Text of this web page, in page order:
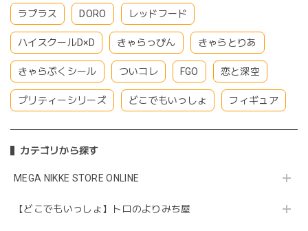
ラプラス DORO レッドフード
ハイスクールD×D きゃらっぴん きゃらとりあ
きゃらぷくシール ついコレ FGO 恋と深空
プリティーシリーズ どこでもいっしょ フィギュア
カテゴリから探す
MEGA NIKKE STORE ONLINE
【どこでもいっしょ】トロのよりみち屋